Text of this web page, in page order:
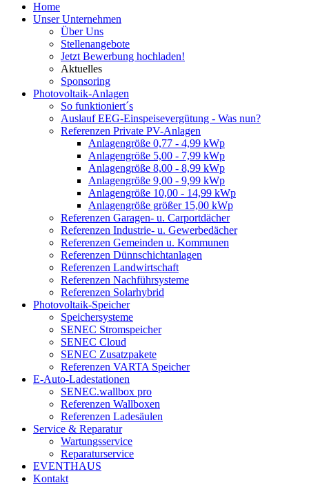
Home
Unser Unternehmen
Über Uns
Stellenangebote
Jetzt Bewerbung hochladen!
Aktuelles
Sponsoring
Photovoltaik-Anlagen
So funktioniert´s
Auslauf EEG-Einspeisevergütung - Was nun?
Referenzen Private PV-Anlagen
Anlagengröße 0,77 - 4,99 kWp
Anlagengröße 5,00 - 7,99 kWp
Anlagengröße 8,00 - 8,99 kWp
Anlagengröße 9,00 - 9,99 kWp
Anlagengröße 10,00 - 14,99 kWp
Anlagengröße größer 15,00 kWp
Referenzen Garagen- u. Carportdächer
Referenzen Industrie- u. Gewerbedächer
Referenzen Gemeinden u. Kommunen
Referenzen Dünnschichtanlagen
Referenzen Landwirtschaft
Referenzen Nachführsysteme
Referenzen Solarhybrid
Photovoltaik-Speicher
Speichersysteme
SENEC Stromspeicher
SENEC Cloud
SENEC Zusatzpakete
Referenzen VARTA Speicher
E-Auto-Ladestationen
SENEC.wallbox pro
Referenzen Wallboxen
Referenzen Ladesäulen
Service & Reparatur
Wartungsservice
Reparaturservice
EVENTHAUS
Kontakt